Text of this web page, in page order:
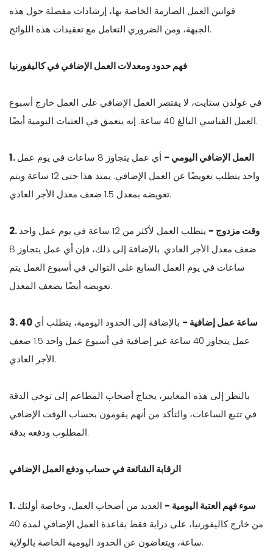
قوانين العمل الصارمة الخاصة بها، إرشادات مفصلة حول هذه
الجبهة، ومن الضروري التعامل مع تعقيدات هذه اللوائح.
فهم حدود ومعدلات العمل الإضافي في كاليفورنيا
في غولدن ستايت، لا يقتصر العمل الإضافي على العمل خارج أسبوع
العمل القياسي البالغ 40 ساعة. إنه يتعمق في العتبات اليومية أيضًا.
1. العمل الإضافي اليومي -
أي عمل يتجاوز 8 ساعات في يوم عمل
واحد يتطلب تعويضًا عن العمل الإضافي. يمتد هذا حتى 12 ساعة ويتم
تعويضه بمعدل 1.5 ضعف معدل الأجر العادي.
2. وقت مزدوج -
يتطلب العمل لأكثر من 12 ساعة في يوم عمل واحد
ضعف معدل الأجر العادي. بالإضافة إلى ذلك، فإن أي عمل يتجاوز 8
ساعات في يوم العمل السابع على التوالي في أسبوع العمل يتم
تعويضه أيضًا بضعف المعدل.
3. 40 ساعة عمل إضافية - بالإضافة إلى الحدود اليومية، يتطلب أي
عمل يتجاوز 40 ساعة غير إضافية في أسبوع عمل واحد 1.5 ضعف
الأجر العادي.
بالنظر إلى هذه المعايير، يحتاج أصحاب المطاعم إلى توخي الدقة
في تتبع الساعات، والتأكد من أنهم يقومون بحساب الوقت الإضافي
المطلوب ودفعه بدقة.
الرقابة الشائعة في حساب ودفع العمل الإضافي
1. سوء فهم العتبة اليومية - العديد من أصحاب العمل، وخاصة أولئك
من خارج كاليفورنيا، على دراية فقط بقاعدة العمل الإضافي لمدة 40
ساعة، ويتغاضون عن الحدود اليومية الخاصة بالولاية.